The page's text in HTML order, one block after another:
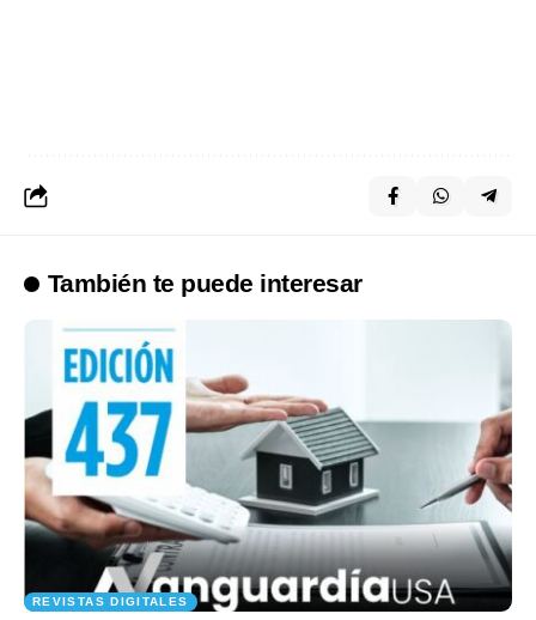
También te puede interesar
REVISTAS DIGITALES